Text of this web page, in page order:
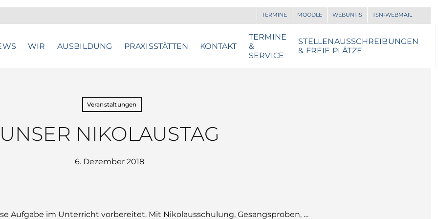
TERMINE MOODLE WEBUNTIS TSN-WEBMAIL
WIR AUSBILDUNG PRAXISSTÄTTEN KONTAKT
TERMINE
&
SERVICE
STELLENAUSSCHREIBUNGEN
& FREIE PLÄTZE
Veranstaltungen
UNSER NIKOLAUSTAG
6. Dezember 2018
Aufgabe im Unterricht vorbereitet. Mit Nikolausschulung, Gesangsproben, …